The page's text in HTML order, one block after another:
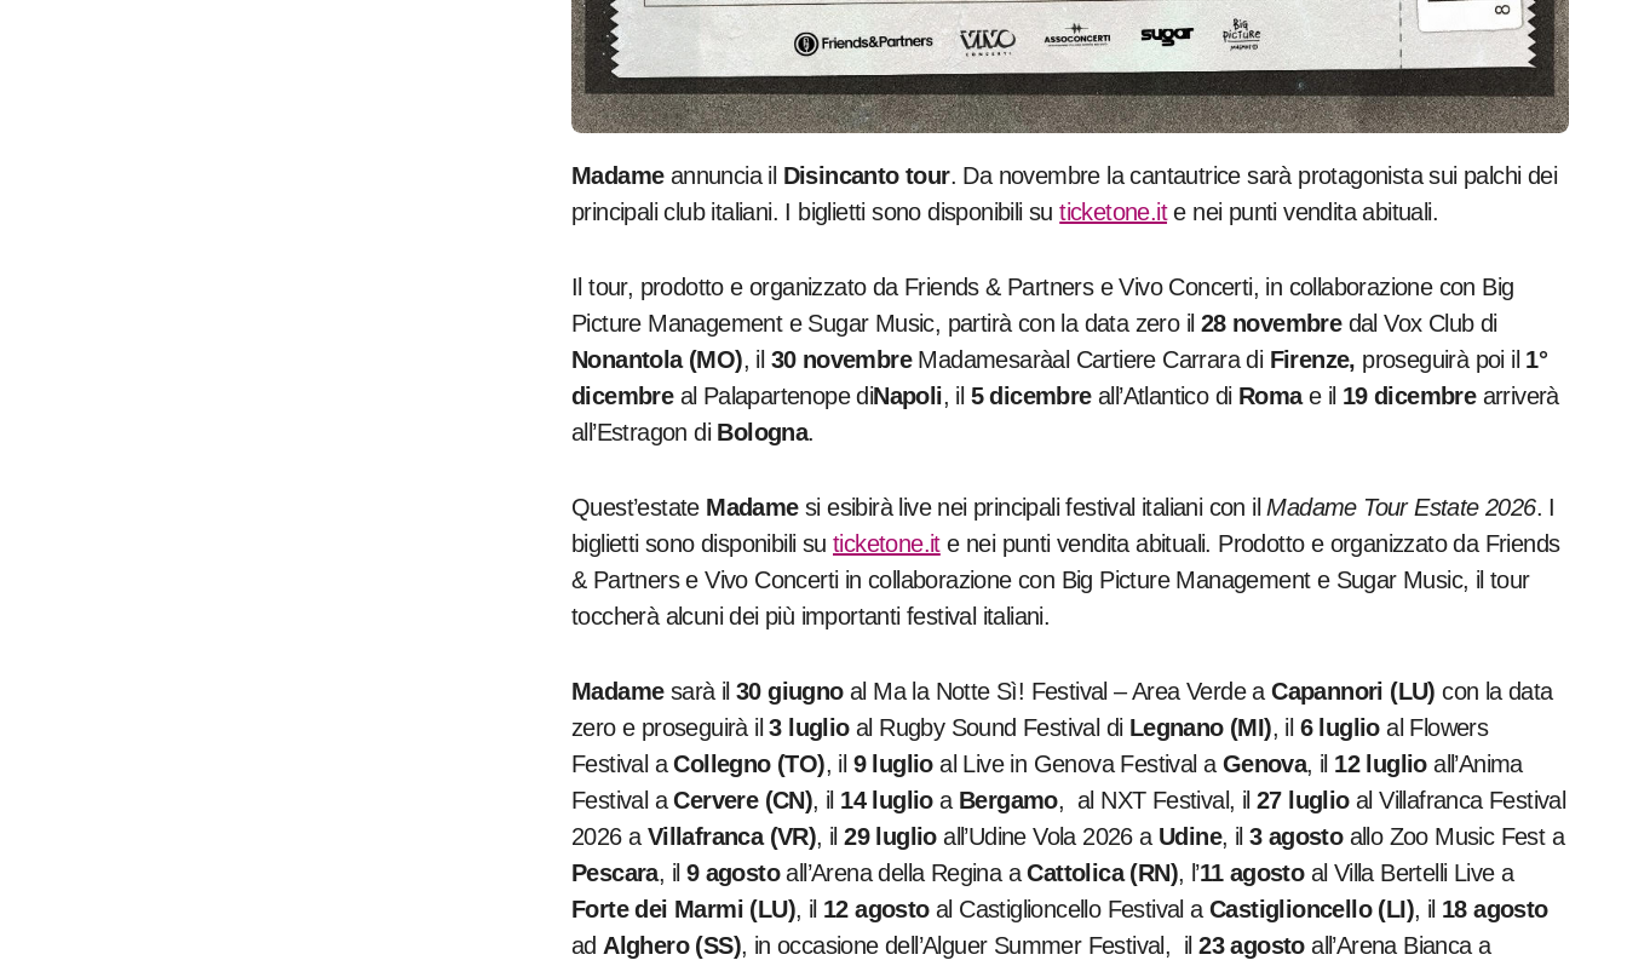
Madameannuncia il Disincanto tour. Da novembre la cantautrice sarà protagonista sui palchi dei
principali club italiani. I biglietti sono disponibili suticketone.ite nei punti vendita abituali.
Il tour, prodotto e organizzato da Friends & Partners e Vivo Concerti, in collaborazione con Big
Picture Management e Sugar Music, partirà con la data zero il 28 novembredal Vox Club di
Nonantola (MO), il 30 novembre Madamesaràal Cartiere Carrara di Firenze, proseguirà poi il1°
dicembreal Palapartenope diNapoli, il5 dicembreall’Atlantico di Romae il 19 dicembrearriverà
all’Estragon di Bologna.
Quest’estate Madamesi esibirà live nei principali festival italiani con ilMadame Tour Estate 2026. I
biglietti sono disponibili su ticketone.ite nei punti vendita abituali. Prodotto e organizzato da Friends
& Partners e Vivo Concerti in collaborazione con Big Picture Management e Sugar Music, il tour
toccherà alcuni dei più importanti festival italiani.
Madamesarà il30 giugnoal Ma la Notte Sì! Festival – Area Verde aCapannori (LU)con la data
zero e proseguirà il3 luglioal Rugby Sound Festival di Legnano (MI), il 6 luglioal Flowers
Festival aCollegno (TO), il 9 luglioal Live in Genova Festival a Genova, il 12 luglioall’Anima
Festival aCervere (CN), il 14 luglioa Bergamo, al NXT Festival, il27 luglioal Villafranca Festival
2026 a Villafranca (VR), il29 luglioall’Udine Vola 2026 a Udine, il3 agostoallo Zoo Music Fest a
Pescara, il 9 agostoall’Arena della Regina aCattolica (RN), l’11 agostoal Villa Bertelli Live a
Forte dei Marmi (LU), il 12 agostoal Castiglioncello Festival aCastiglioncello (LI), il 18 agosto
ad Alghero (SS), in occasione dell’Alguer Summer Festival, il23 agostoall’Arena Bianca a